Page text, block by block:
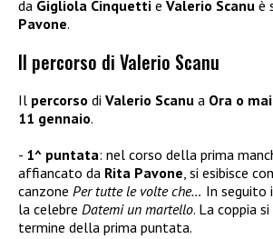
da Gigliola Cinquetti e Valerio Scanu è
Pavone.
Il percorso di Valerio Scanu
Il percorso di Valerio Scanu a Ora o
11 gennaio.
1^ puntata: nel corso della prima
affiancato da Rita Pavone, si esibisce
canzone Per tutte le volte che… In seguito
la celebre Datemi un martello. La coppia
termine della prima puntata.